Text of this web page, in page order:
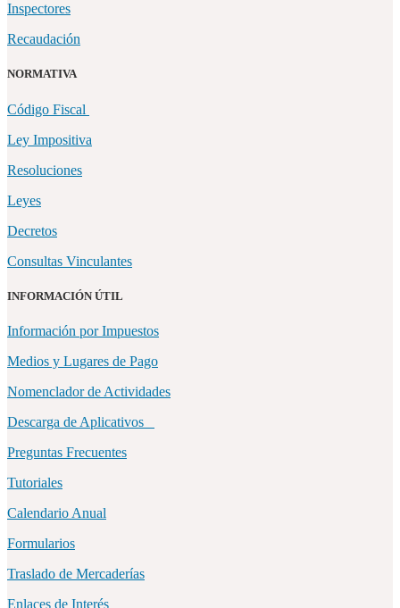
Inspectores
Recaudación
NORMATIVA
Código Fiscal
Ley Impositiva
Resoluciones
Leyes
Decretos
Consultas Vinculantes
INFORMACIÓN ÚTIL
Información por Impuestos
Medios y Lugares de Pago
Nomenclador de Actividades
Descarga de Aplicativos
Preguntas Frecuentes
Tutoriales
Calendario Anual
Formularios
Traslado de Mercaderías
Enlaces de Interés